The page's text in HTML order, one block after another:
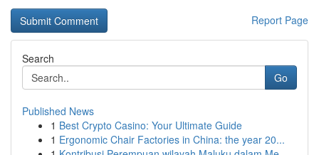
Report Page
Search
Go
Published News
1 Best Crypto Casino: Your Ultimate Guide
1 Ergonomic Chair Factories in China: the year 20...